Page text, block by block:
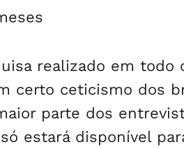
realizado em todo
certo ceticismo dos
parte dos
estará disponível